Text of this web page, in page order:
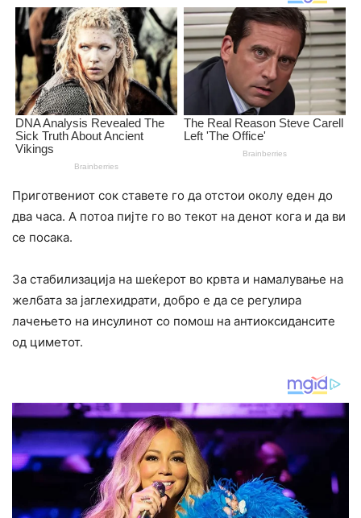
Приготвениот сок ставете го да отстои околу еден до
два часа. А потоа пијте го во текот на денот кога и да ви
се посака.
За стабилизација на шеќерот во крвта и намалување на
желбата за јаглехидрати, добро е да се регулира
лачењето на инсулинот со помош на антиоксидансите
од циметот.